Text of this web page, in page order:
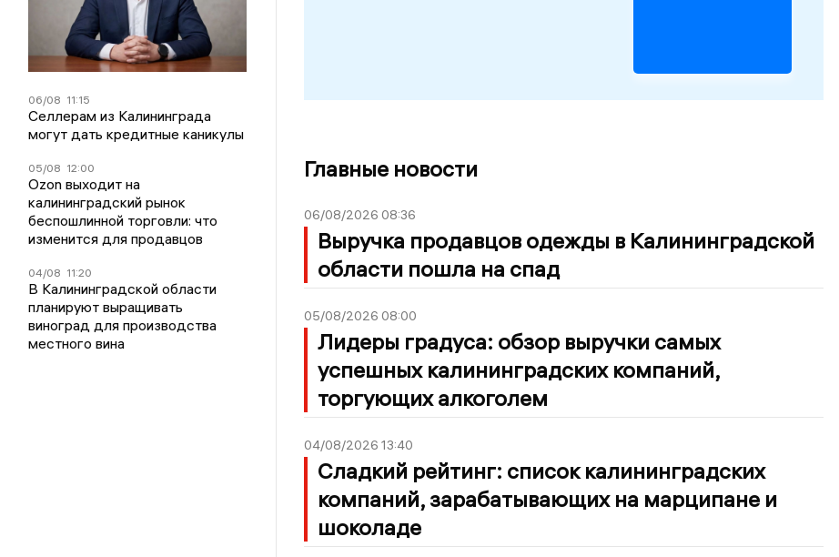
06/08 11:15
Селлерам из Калининграда
могут дать кредитные каникулы
05/08 12:00
Ozon выходит на
калининградский рынок
беспошлинной торговли: что
изменится для продавцов
04/08 11:20
В Калининградской области
планируют выращивать
виноград для производства
местного вина
Главные новости
06/08/2026 08:36
Выручка продавцов одежды в Калининградской
области пошла на спад
05/08/2026 08:00
Лидеры градуса: обзор выручки самых
успешных калининградских компаний,
торгующих алкоголем
04/08/2026 13:40
Сладкий рейтинг: список калининградских
компаний, зарабатывающих на марципане и
шоколаде